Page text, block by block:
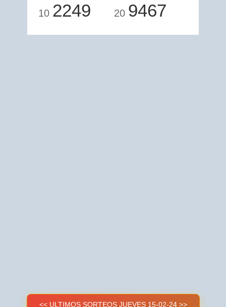
10 2249 20 9467
<< ULTIMOS SORTEOS JUEVES 15-02-24 >>